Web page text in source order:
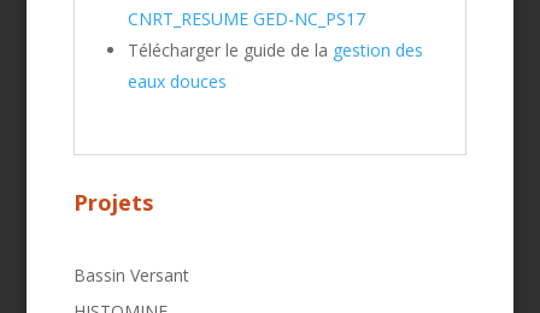
CNRT_RESUME GED-NC_PS17
Télécharger le guide de la gestion des
eaux douces
Projets
Bassin Versant